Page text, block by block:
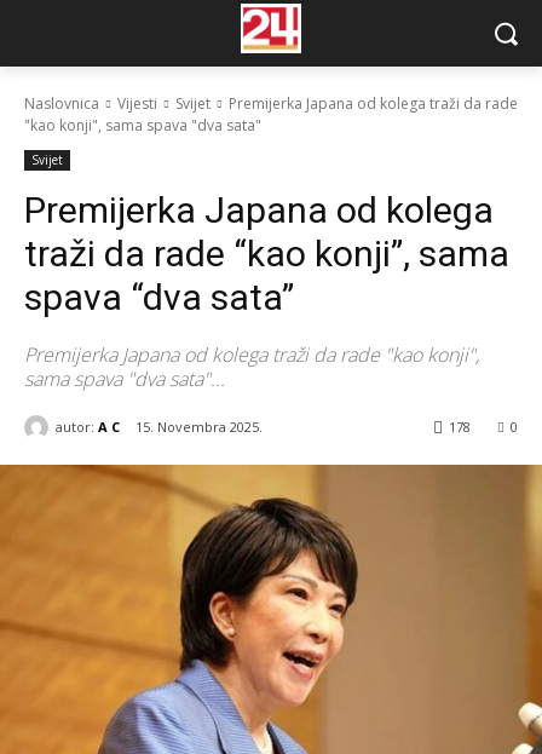
Naslovnica Vijesti Svijet
Premijerka Japana od kolega traži da rade
"kao konji", sama spava "dva sata"
Svijet
Premijerka Japana od kolega
traži da rade “kao konji”, sama
spava “dva sata”
Premijerka Japana od kolega traži da rade "kao konji",
sama spava "dva sata"...
autor: A C 15. Novembra 2025. 0
178